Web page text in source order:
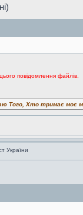
повідомлення файлів.
Того, Хто тримає моє
України